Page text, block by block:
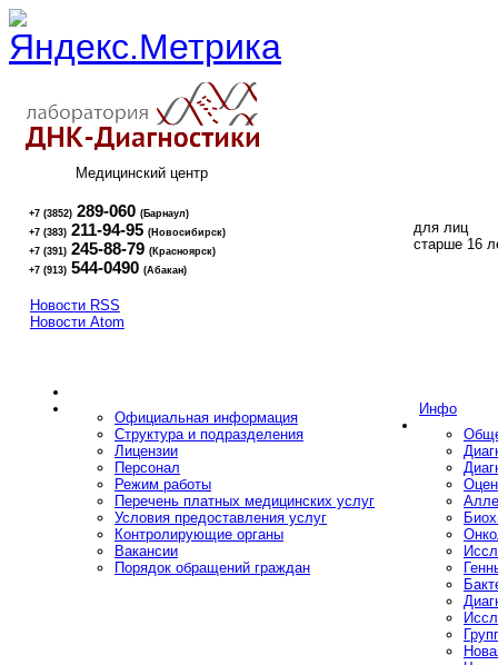
Медицинский центр
+7 (3852) 289-060 (Барнаул)
+7 (383) 211-94-95 (Новосибирск)
+7 (391) 245-88-79 (Красноярск)
+7 (913) 544-0490 (Абакан)
для лиц
старше 16
Новости RSS
Новости Atom
Инфо
Официальная информация
Структура и подразделения
Лицензии
Персонал
Режим работы
Перечень платных медицинских услуг
Условия предоставления услуг
Контролирующие органы
Вакансии
Порядок обращений граждан